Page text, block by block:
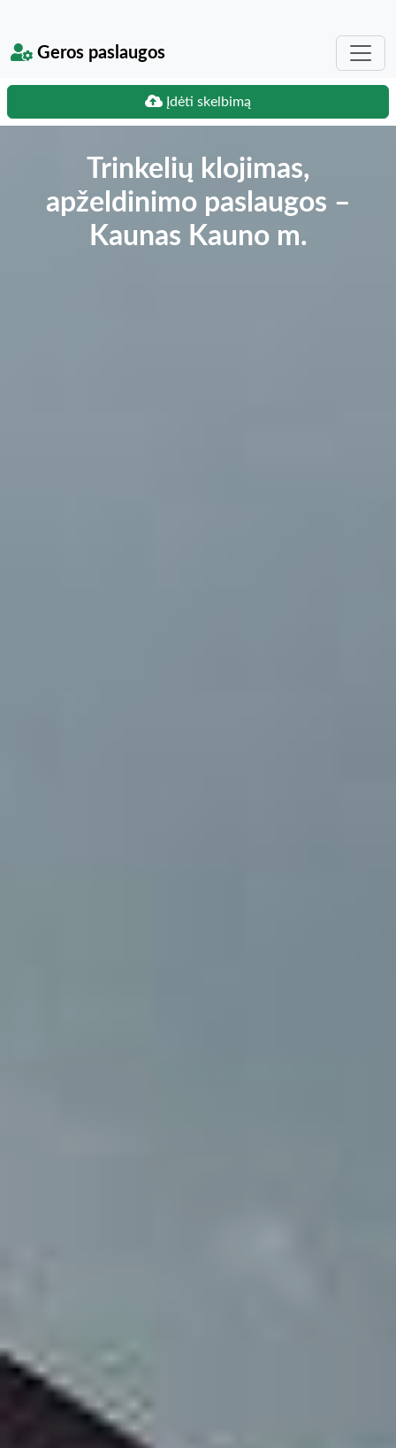
Geros paslaugos
Įdėti skelbimą
Trinkelių klojimas,
apželdinimo paslaugos –
Kaunas Kauno m.